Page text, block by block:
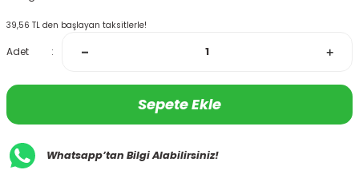
39,56 TL den başlayan taksitlerle!
Adet
Sepete Ekle
Whatsapp’tan Bilgi Alabilirsiniz!